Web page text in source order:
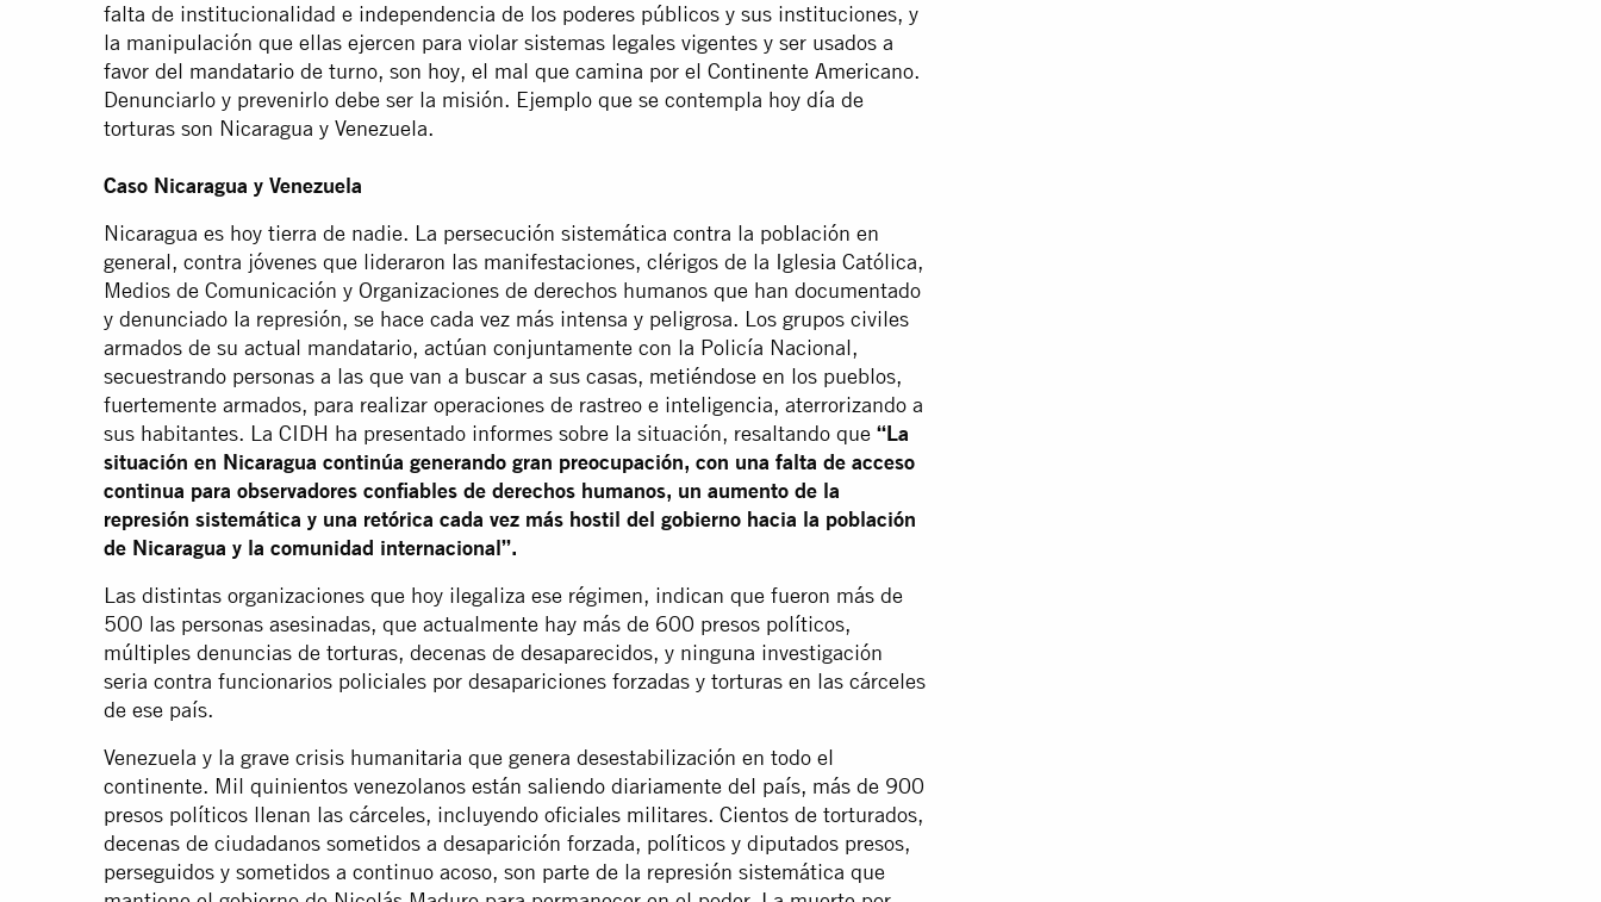
falta de institucionalidad e independencia de los poderes públicos y sus instituciones, y
la manipulación que ellas ejercen para violar sistemas legales vigentes y ser usados a
favor del mandatario de turno, son hoy, el mal que camina por el Continente Americano.
Denunciarlo y prevenirlo debe ser la misión. Ejemplo que se contempla hoy día de
torturas son Nicaragua y Venezuela.
Caso Nicaragua y Venezuela
Nicaragua es hoy tierra de nadie. La persecución sistemática contra la población en
general, contra jóvenes que lideraron las manifestaciones, clérigos de la Iglesia Católica,
Medios de Comunicación y Organizaciones de derechos humanos que han documentado
y denunciado la represión, se hace cada vez más intensa y peligrosa. Los grupos civiles
armados de su actual mandatario, actúan conjuntamente con la Policía Nacional,
secuestrando personas a las que van a buscar a sus casas, metiéndose en los pueblos,
fuertemente armados, para realizar operaciones de rastreo e inteligencia, aterrorizando a
sus habitantes. La CIDH ha presentado informes sobre la situación, resaltando que “La
situación en Nicaragua continúa generando gran preocupación, con una falta de acceso
continua para observadores confiables de derechos humanos, un aumento de la
represión sistemática y una retórica cada vez más hostil del gobierno hacia la población
de Nicaragua y la comunidad internacional”.
Las distintas organizaciones que hoy ilegaliza ese régimen, indican que fueron más de
500 las personas asesinadas, que actualmente hay más de 600 presos políticos,
múltiples denuncias de torturas, decenas de desaparecidos, y ninguna investigación
seria contra funcionarios policiales por desapariciones forzadas y torturas en las cárceles
de ese país.
Venezuela y la grave crisis humanitaria que genera desestabilización en todo el
continente. Mil quinientos venezolanos están saliendo diariamente del país, más de 900
presos políticos llenan las cárceles, incluyendo oficiales militares. Cientos de torturados,
decenas de ciudadanos sometidos a desaparición forzada, políticos y diputados presos,
perseguidos y sometidos a continuo acoso, son parte de la represión sistemática que